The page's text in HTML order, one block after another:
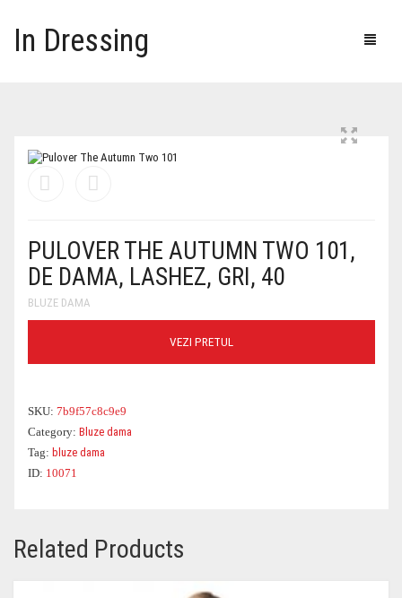
In Dressing
PULOVER THE AUTUMN TWO 101,
DE DAMA, LASHEZ, GRI, 40
BLUZE DAMA
VEZI PRETUL
SKU: 7b9f57c8c9e9
Category: Bluze dama
Tag: bluze dama
ID: 10071
Related Products